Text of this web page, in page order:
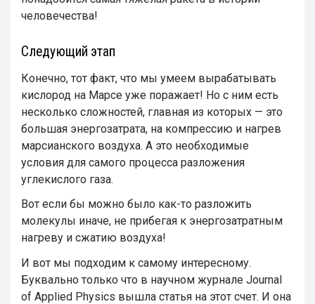
человечества!
Следующий этап
Конечно, тот факт, что мы умеем вырабатывать
кислород на Марсе уже поражает! Но с ним есть
несколько сложностей, главная из которых — это
большая энергозатрата, на компрессию и нагрев
марсианского воздуха. А это необходимые
условия для самого процесса разложения
углекислого газа.
Вот если бы можно было как-то разложить
молекулы иначе, не прибегая к энергозатратным
нагреву и сжатию воздуха!
И вот мы подходим к самому интересному.
Буквально только что в научном журнале Journal
of Applied Physics вышла статья на этот счет. И она